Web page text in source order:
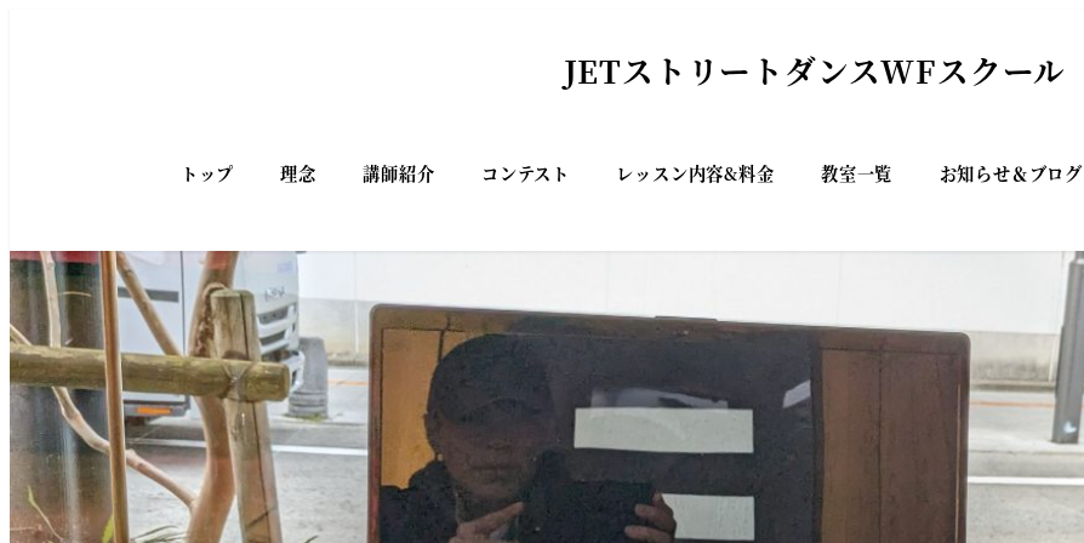
JETストリートダンスWFスクール
トップ 理念 講師紹介 コンテスト レッスン内容&料金 教室一覧 お知らせ＆ブログ